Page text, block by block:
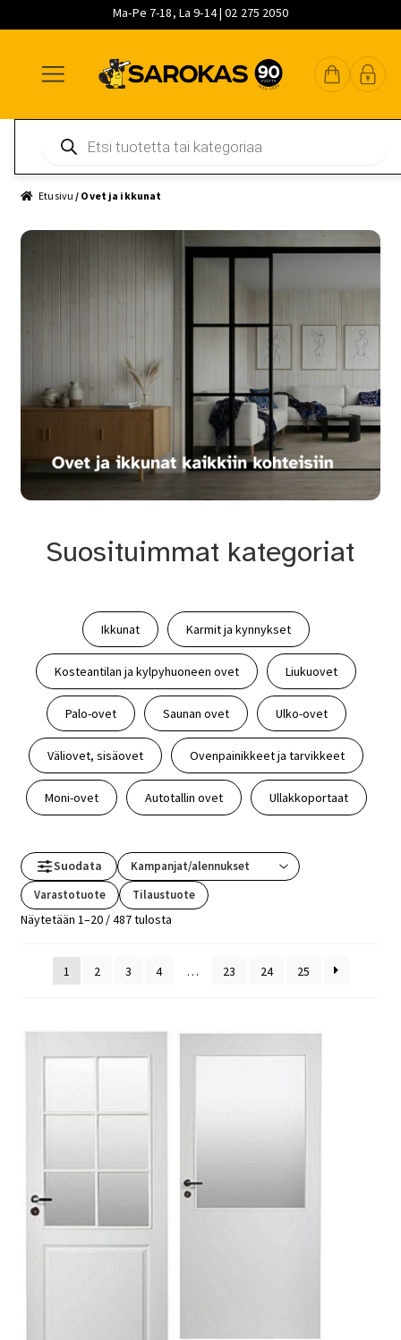
Ma-Pe 7-18, La 9-14 | 02 275 2050
navigointiin
sisältöön
pääsisältöön
search
Etusivu / Ovet ja ikkunat
Suosituimmat kategoriat
Ikkunat Karmit ja kynnykset
Kosteantilan ja kylpyhuoneen ovet Liukuovet
Palo-ovet Saunan ovet Ulko-ovet
Väliovet, sisäovet Ovenpainikkeet ja tarvikkeet
Moni-ovet Autotallin ovet Ullakkoportaat
Suodata
Varastotuote Tilaustuote
Näytetään 1–20 / 487 tulosta
1 2 3 4 … 23 24 25